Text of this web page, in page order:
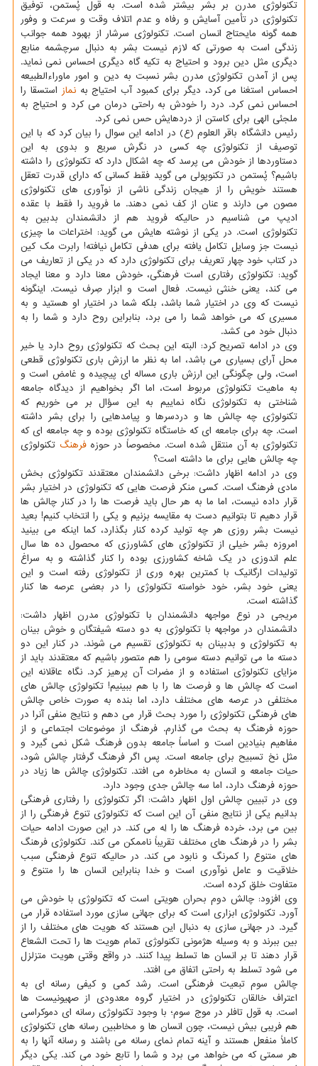
تكنولوژی مدرن بر بشر بیشتر شده است. به قول پُستمن، توفیق
تكنولوژی در تأمین آسایش و رفاه و عدم اتلاف وقت و سرعت و وفور
همه گونه مایحتاج انسان است. تكنولوژی سرشار از بهبود همه جوانب
زندگی است به صورتی كه لازم نیست بشر به دنبال سرچشمه منابع
دیگری مثل دین برود و احتیاج به تكیه گاه دیگری احساس نمی نماید.
پس از آمدن تكنولوژی مدرن بشر نسبت به دین و امور ماوراءالطبیعه
احساس استغنا می كرد، دیگر برای كمبود آب احتیاج بهنماز استسقا را
احساس نمی كرد. درد را خودش به راحتی درمان می كرد و احتیاج به
ملجئی الهی برای كاستن از دردهایش حس نمی كرد.
رئیس دانشگاه باقر العلوم (ع) در ادامه این سوال را بیان كرد كه با این
توصیف از تكنولوژی چه كسی در نگرش سریع و بدوی به این
دستاوردها از خودش می پرسد كه چه اشكال دارد كه تكنولوژی را داشته
باشیم؟ پُستمن در تكنوپولی می گوید فقط كسانی كه دارای قدرت تعقل
هستند خویش را از هیجان زندگی ناشی از نوآوری های تكنولوژی
مصون می دارند و عنان از كف نمی دهند. ما فروید را فقط با عقده
ادیپ می شناسیم در حالیكه فروید هم از دانشمندان بدبین به
تكنولوژی است. در یكی از نوشته هایش می گوید: اختراعات ما چیزی
نیست جز وسایل تكامل یافته برای هدفی تكامل نیافته! رابرت مك كین
در كتاب خود چهار تعریف برای تكنولوژی دارد كه در یكی از تعاریف می
گوید: تكنولوژی رفتاری است فرهنگی، خودش معنا دارد و معنا ایجاد
می كند، یعنی خنثی نیست. فعال است و ابزار صِرف نیست. اینگونه
نیست كه وی در اختیار شما باشد، بلكه شما در اختیار او هستید و به
مسیری كه می خواهد شما را می برد، بنابراین روح دارد و شما را به
دنبال خود می كشد.
وی در ادامه تصریح كرد: البته این بحث كه تكنولوژی روح دارد یا خیر
محل آرای بسیاری می باشد، اما به نظر ما ارزش باری تكنولوژی قطعی
است، ولی چگونگی این ارزش باری مساله ای پیچیده و غامض است و
به ماهیت تكنولوژی مربوط است، اما اگر بخواهیم از دیدگاه جامعه
شناختی به تكنولوژی نگاه نماییم به این سؤال بر می خوریم كه
تكنولوژی چه چالش ها و دردسرها و پیامدهایی را برای بشر داشته
است. چه برای جامعه ای كه خاستگاه تكنولوژی بوده و چه جامعه ای كه
تكنولوژی به آن منتقل شده است. مخصوصاً در حوزهفرهنگ تكنولوژی
چه چالش هایی برای ما داشته است؟
وی در ادامه اظهار داشت: برخی دانشمندان معتقدند تكنولوژی بخش
مادی فرهنگ است. كسی منكر فرصت هایی كه تكنولوژی در اختیار بشر
قرار داده نیست، اما ما به هر حال باید فرصت ها را در كنار چالش ها
قرار دهیم تا بتوانیم دست به مقایسه بزنیم و یكی را انتخاب كنیم! بعید
نیست بشر روزی هر چه تولید كرده كنار بگذارد، كما اینكه می بینید
امروزه بشر خیلی از تكنولوژی های كشاورزی كه محصول ده ها سال
علم اندوزی در یك شاخه كشاورزی بوده را كنار گذاشته و به سراغ
تولیدات ارگانیك با كمترین بهره وری از تكنولوژی رفته است و این
یعنی خود بشر، خود خواسته تكنولوژی را در بعضی عرصه ها كنار
گذاشته است.
مریجی در نوع مواجهه دانشمندان با تكنولوژی مدرن اظهار داشت:
دانشمندان در مواجهه با تكنولوژی به دو دسته شیفتگان و خوش بینان
به تكنولوژی و بدبینان به تكنولوژی تقسیم می شوند. در كنار این دو
دسته ما می توانیم دسته سومی را هم متصور باشیم كه معتقدند باید از
مزایای تكنولوژی استفاده و از مضرات آن پرهیز كرد. نگاه عاقلانه این
است كه چالش ها و فرصت ها را با هم ببینیم! تكنولوژی چالش های
مختلفی در عرصه های مختلف دارد، اما بنده به صورت خاص چالش
های فرهنگی تكنولوژی را مورد بحث قرار می دهم و نتایج منفی آنرا در
حوزه فرهنگ به بحث می گذارم. فرهنگ از موضوعات اجتماعی و از
مفاهیم بنیادین است و اساساً جامعه بدون فرهنگ شكل نمی گیرد و
مثل نخ تسبیح برای جامعه است. پس اگر فرهنگ گرفتار چالش شود،
حیات جامعه و انسان به مخاطره می افتد. تكنولوژی چالش ها زیاد در
حوزه فرهنگ دارد، اما سه چالش جدی وجود دارد.
وی در تبیین چالش اول اظهار داشت: اگر تكنولوژی را رفتاری فرهنگی
بدانیم یكی از نتایج منفی آن این است كه تكنولوژی تنوع فرهنگی را از
بین می برد، خرده فرهنگ ها را لِه می كند. در این صورت ادامه حیات
بشر را در فرهنگ های مختلف تقریباً ناممكن می كند. تكنولوژی فرهنگ
های متنوع را كمرنگ و نابود می كند. در حالیكه تنوع فرهنگی سبب
خلاقیت و عامل نوآوری است و خدا بنابراین انسان ها را متنوع و
متفاوت خلق كرده است.
وی افزود: چالش دوم بحران هویتی است كه تكنولوژی با خودش می
آورد. تكنولوژی ابزاری است كه برای جهانی سازی مورد استفاده قرار می
گیرد. در جهانی سازی به دنبال این هستند كه هویت های مختلف را از
بین ببرند و به وسیله هژمونی تكنولوژی تمام هویت ها را تحت الشعاع
قرار دهند تا بر انسان ها تسلط پیدا كنند. در واقع وقتی هویت متزلزل
می شود تسلط به راحتی اتفاق می افتد.
چالش سوم تبعیت فرهنگی است. رشد كمی و كیفی رسانه ای به
اعتراف خالقان تكنولوژی در اختیار گروه معدودی از صهیونیست ها
است. به قول تافلر در موج سوم؛ با وجود تكنولوژی رسانه ای دموكراسی
هم فریبی بیش نیست، چون انسان ها و مخاطبین رسانه های تكنولوژی
كاملاً منفعل هستند و آینه تمام نمای رسانه می باشند و رسانه آنها را به
هر سمتی كه می خواهد می برد و شما را تابع خود می كند. یكی دیگر